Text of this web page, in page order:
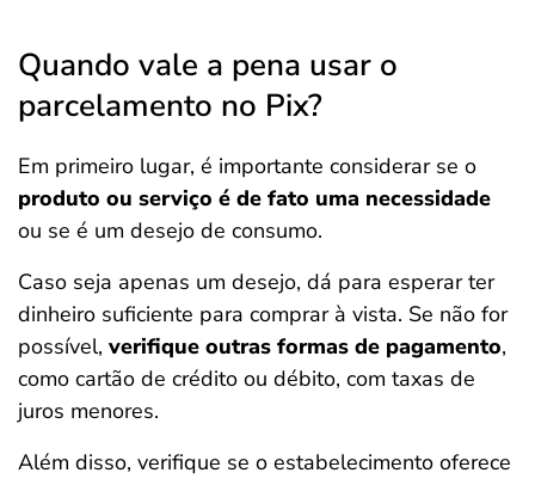
Quando vale a pena usar o
parcelamento no Pix?
Em primeiro lugar, é importante considerar se o
produto ou serviço é de fato uma necessidade
ou se é um desejo de consumo.
Caso seja apenas um desejo, dá para esperar ter
dinheiro suficiente para comprar à vista. Se não for
possível, verifique outras formas de pagamento,
como cartão de crédito ou débito, com taxas de
juros menores.
Além disso, verifique se o estabelecimento oferece